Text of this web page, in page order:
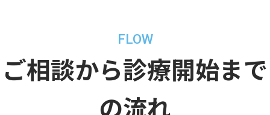
FLOW
ご相談から診療開始まで
の流れ